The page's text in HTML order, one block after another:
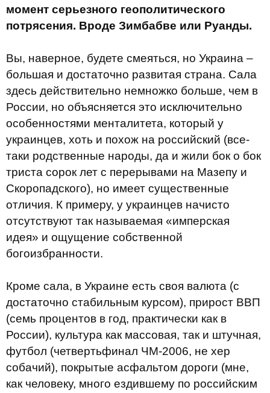
момент серьезного геополитического
потрясения. Вроде Зимбабве или Руанды.
Вы, наверное, будете смеяться, но Украина –
большая и достаточно развитая страна. Сала
здесь действительно немножко больше, чем в
России, но объясняется это исключительно
особенностями менталитета, который у
украинцев, хоть и похож на российский (все-
таки родственные народы, да и жили бок о бок
триста сорок лет с перерывами на Мазепу и
Скоропадского), но имеет существенные
отличия. К примеру, у украинцев начисто
отсутствуют так называемая «имперская
идея» и ощущение собственной
богоизбранности.
Кроме сала, в Украине есть своя валюта (с
достаточно стабильным курсом), прирост ВВП
(семь процентов в год, практически как в
России), культура как массовая, так и штучная,
футбол (четвертьфинал ЧМ-2006, не хер
собачий), покрытые асфальтом дороги (мне,
как человеку, много ездившему по российским